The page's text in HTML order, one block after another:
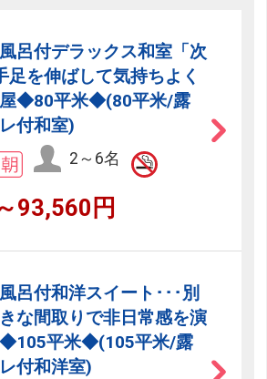
呂付デラックス和室「次
足を伸ばして気持ちよく
屋◆80平米◆(80平米/露
付和室)
2～6名
93,560円
付和洋スイート･･･別
な間取りで非日常感を演
◆105平米◆(105平米/露
付和洋室)